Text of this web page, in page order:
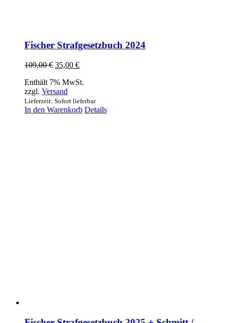
Fischer Strafgesetzbuch 2024
109,00€ Ursprünglicher
war:
109,00 €
35,00 €Aktueller
ist:
Enthält 7% MwSt.
zzgl. Versand
Lieferzeit: Sofort lieferbar
In den Warenkorb Details